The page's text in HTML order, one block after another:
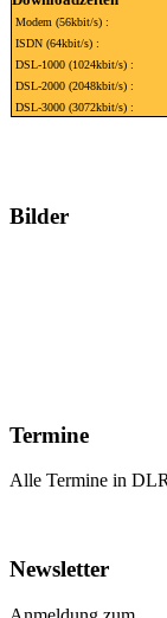
Modem (56kbit/s) :
ISDN (64kbit/s) :
DSL-1000 (1024kbit/s) :
DSL-2000 (2048kbit/s) :
DSL-3000 (3072kbit/s) :
Bilder
Termine
Alle Termine in
Newsletter